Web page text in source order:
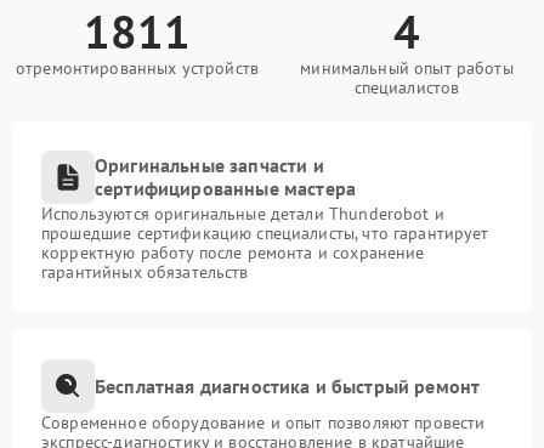
1811
отремонтированных устройств
4
минимальный опыт работы
специалистов
Оригинальные запчасти и
сертифицированные мастера
Используются оригинальные детали Thunderobot и
прошедшие сертификацию специалисты, что гарантирует
корректную работу после ремонта и сохранение
гарантийных обязательств
Бесплатная диагностика и быстрый ремонт
Современное оборудование и опыт позволяют провести
экспресс-диагностику и восстановление в кратчайшие